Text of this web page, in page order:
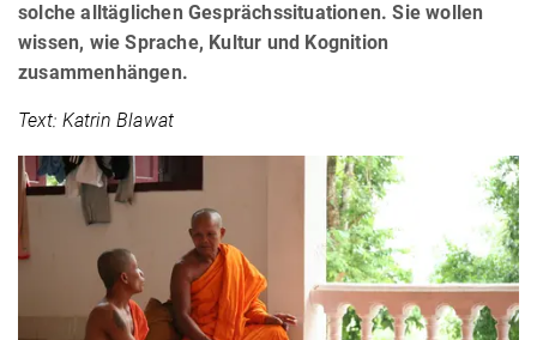
solche alltäglichen Gesprächssituationen. Sie wollen
wissen, wie Sprache, Kultur und Kognition
zusammenhängen.
Text: Katrin Blawat